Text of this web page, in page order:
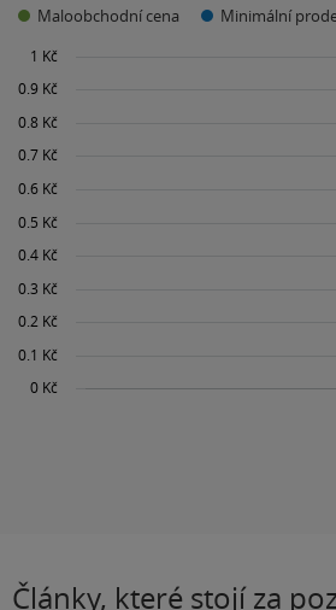
Maloobchodní cena Minimální
Články, které stojí za